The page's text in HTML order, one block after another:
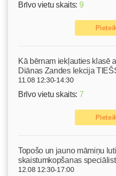
Brīvo vietu skaits: 9
Kā bērnam iekļauties klasē
Diānas Zandes lekcija
11.08 12:30-14:30
Brīvo vietu skaits: 7
Topošo un jauno māmiņu
skaistumkopšanas
12.08 12:30-17:00